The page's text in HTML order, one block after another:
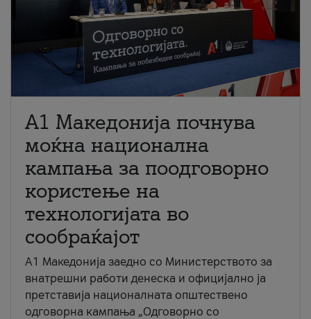
A1 Македонија почнува
моќна национална
кампања за поодговорно
користење на
технологијата во
сообраќајот
A1 Македонија заедно со Министерството за
внатрешни работи денеска и официјално ја
претставија националната општествено
одговорна кампања „Одговорно со